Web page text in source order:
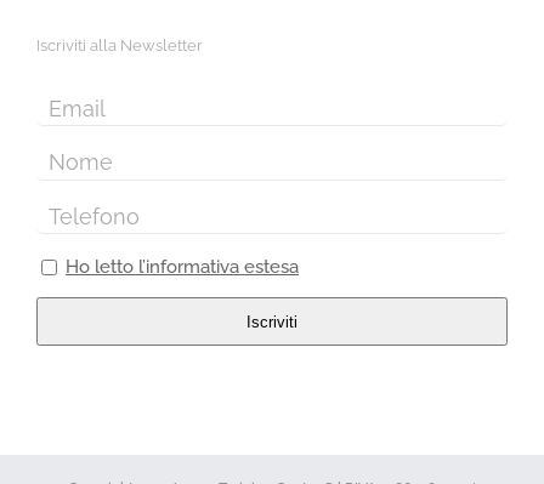
Iscriviti alla Newsletter
Ho letto l’informativa estesa
Iscriviti